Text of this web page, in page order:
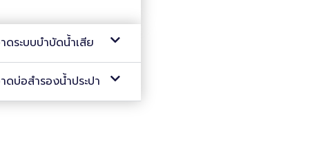
ดระบบบำบัดน้ำเสีย
ดบ่อสำรองน้ำประปา